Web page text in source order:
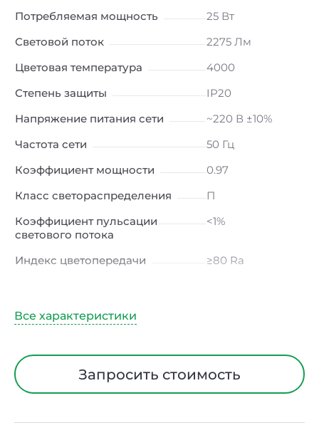
Потребляемая мощность
25 Вт
Световой поток
2275 Лм
Цветовая температура
4000
Степень защиты
IP20
Напряжение питания сети
~220 В ±10%
Частота сети
50 Гц
Коэффициент мощности
0.97
Класс светораспределения
П
Коэффициент пульсации
светового потока
<1%
Индекс цветопередачи
≥80 Ra
Угол рассеивания
Диапазон рабочих
температурЗапросить стоимость